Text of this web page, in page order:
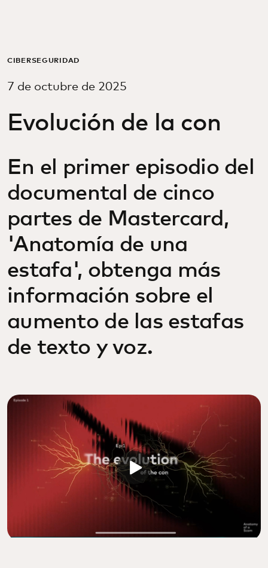
Para empresas
Noticias y tendencias
CIBERSEGURIDAD
7 de octubre de 2025
Evolución de la con
En el primer episodio del
documental de cinco
partes de Mastercard,
'Anatomía de una
estafa', obtenga más
información sobre el
aumento de las estafas
de texto y voz.